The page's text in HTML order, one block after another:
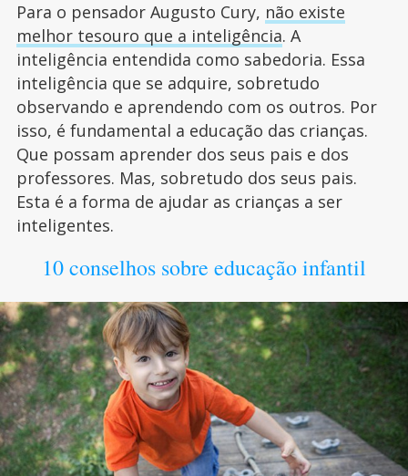
Para o pensador Augusto Cury, não existe
melhor tesouro que a inteligência. A
inteligência entendida como sabedoria. Essa
inteligência que se adquire, sobretudo
observando e aprendendo com os outros. Por
isso, é fundamental a educação das crianças.
Que possam aprender dos seus pais e dos
professores. Mas, sobretudo dos seus pais.
Esta é a forma de ajudar as crianças a ser
inteligentes.
10 conselhos sobre educação infantil